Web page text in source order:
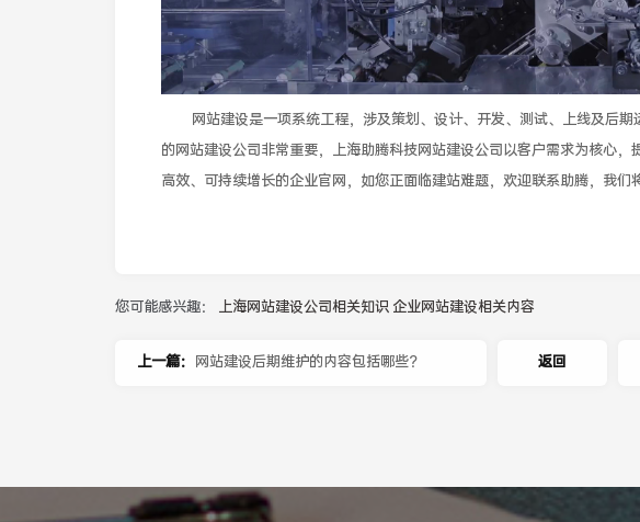
网站建设是一项系统工程，涉及策划、设计、开发、测试、上线及后
的网站建设公司非常重要，上海助腾科技网站建设公司以客户需求为核心，
高效、可持续增长的企业官网，如您正面临建站难题，欢迎联系助腾，我们
您可能感兴趣： 上海网站建设公司相关知识 企业网站建设相关内容
上一篇： 网站建设后期维护的内容包括哪些？ 返回